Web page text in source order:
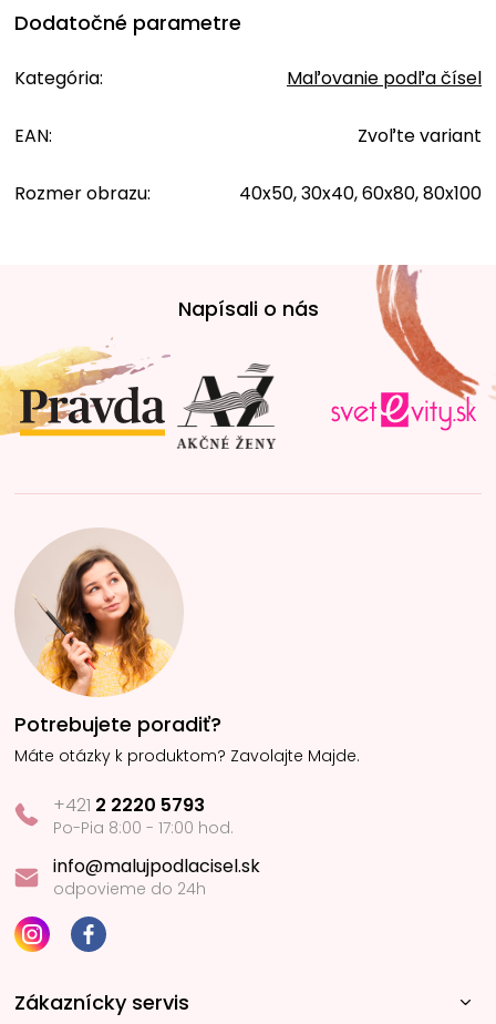
Dodatočné parametre
Kategória: Maľovanie podľa čísel
EAN: Zvoľte variant
Rozmer obrazu: 40x50, 30x40, 60x80, 80x100
t
i
e
Napísali o nás
Potrebujete poradiť?
Máte otázky k produktom? Zavolajte Majde.
+421 2 2220 5793
Po-Pia 8:00 - 17:00 hod.
info@malujpodlacisel.sk
odpovieme do 24h
Zákaznícky servis